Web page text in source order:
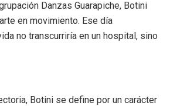
Danzas Guarapiche, Botini
en movimiento. Ese día
no transcurriría en un hospital, sino
Botini se define por un carácter